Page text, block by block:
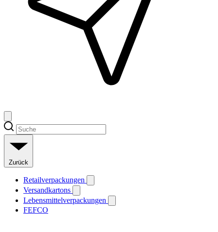
Zurück
Retailverpackungen
Versandkartons
Lebensmittelverpackungen
FEFCO